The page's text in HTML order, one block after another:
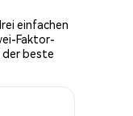
einfachen
Faktor-
der beste